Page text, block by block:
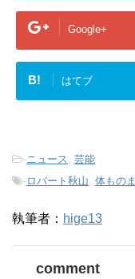
Google+
B! はてブ
-ニュース
芸能
-ロバート秋山 体もの
執筆者： hige13
comment